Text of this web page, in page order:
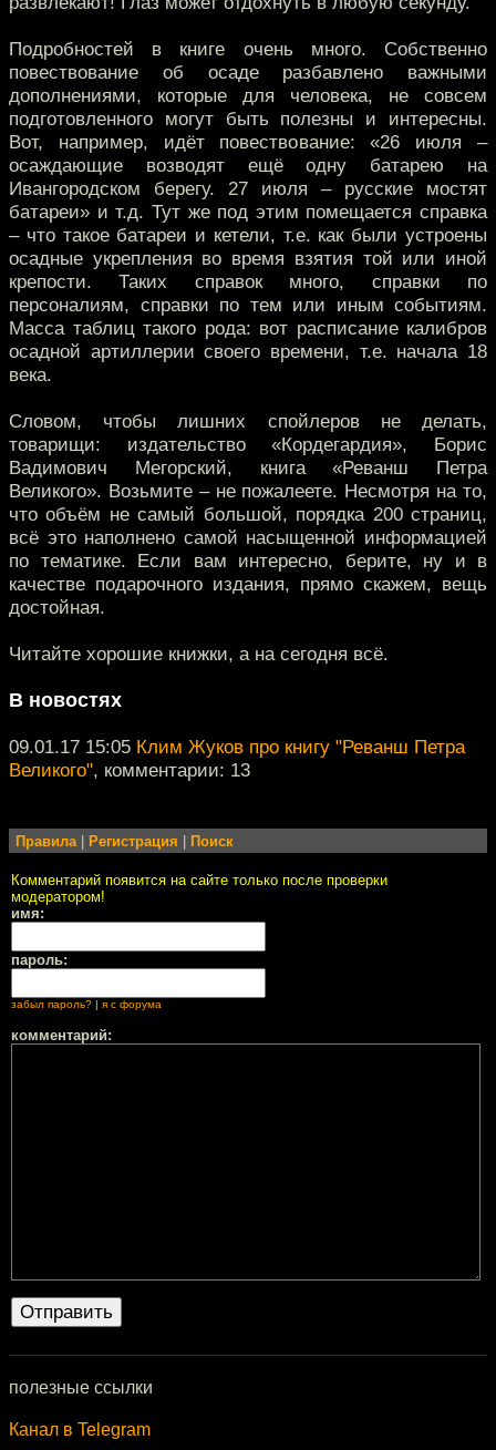
Подробностей в книге очень много. Собственно
повествование об осаде разбавлено важными
дополнениями, которые для человека, не совсем
подготовленного могут быть полезны и интересны.
Вот, например, идёт повествование: «26 июля –
осаждающие возводят ещё одну батарею на
Ивангородском берегу. 27 июля – русские мостят
батареи» и т.д. Тут же под этим помещается справка
– что такое батареи и кетели, т.е. как были устроены
осадные укрепления во время взятия той или иной
крепости. Таких справок много, справки по
персоналиям, справки по тем или иным событиям.
Масса таблиц такого рода: вот расписание калибров
осадной артиллерии своего времени, т.е. начала 18
века.
Словом, чтобы лишних спойлеров не делать,
товарищи: издательство «Кордегардия», Борис
Вадимович Мегорский, книга «Реванш Петра
Великого». Возьмите – не пожалеете. Несмотря на то,
что объём не самый большой, порядка 200 страниц,
всё это наполнено самой насыщенной информацией
по тематике. Если вам интересно, берите, ну и в
качестве подарочного издания, прямо скажем, вещь
достойная.
Читайте хорошие книжки, а на сегодня всё.
В новостях
09.01.17 15:05 Клим Жуков про книгу "Реванш Петра
Великого", комментарии: 13
Правила| Регистрация Поиск
Комментарий появится на сайте только после проверки
модератором!
имя:
пароль:
забыл пароль? я с форума
комментарий:
полезные ссылки
Канал в Telegram